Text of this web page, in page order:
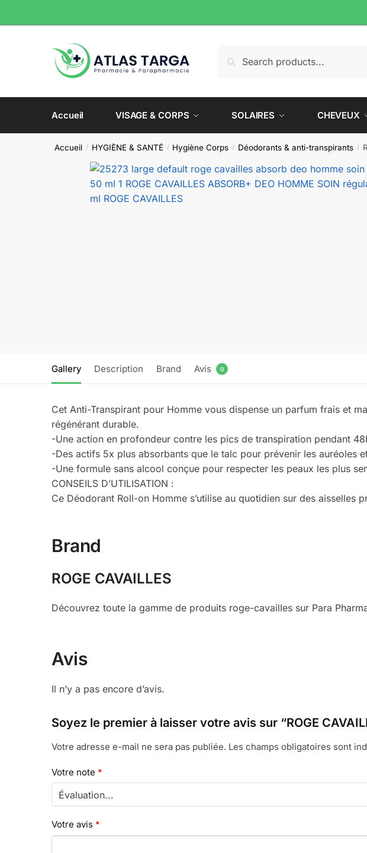
pour :
Accueil VISAGE & CORPS SOLAIRES CHEVEUX
Accueil / HYGIÈNE & SANTÉ / Hygiène Corps / Déodorants & anti-transpirants /
Gallery Description Brand Avis 0
Cet Anti-Transpirant pour Homme vous dispense un parfum frais et
régénérant durable.
-Une action en profondeur contre les pics de transpiration pendant
-Des actifs 5x plus absorbants que le talc pour prévenir les auréoles
-Une formule sans alcool conçue pour respecter les peaux les plus
CONSEILS D’UTILISATION :
Ce Déodorant Roll-on Homme s’utilise au quotidien sur des aisselles
Brand
ROGE CAVAILLES
Découvrez toute la gamme de produits roge-cavailles sur Para
Avis
Il n’y a pas encore d’avis.
Soyez le premier à laisser votre avis sur “ROGE
Votre adresse e-mail ne sera pas publiée. Les champs obligatoires sont
Votre note *
Votre avis *